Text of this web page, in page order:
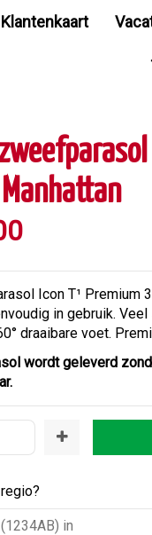
Klantenkaart
Icon T¹ Premium
in gebruik.
draaibare voet.
wordt geleverd